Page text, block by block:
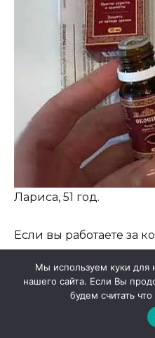
Лариса, 51 год.
Если вы работаете за
если вы используете
предотвращают
мне выдерживать
снимают воспаление.
Мы используем куки для
нашего сайта. Если Вы
будем считать